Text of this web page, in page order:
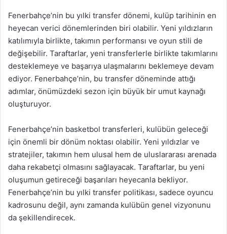
Fenerbahçe’nin bu yılki transfer dönemi, kulüp tarihinin en
heyecan verici dönemlerinden biri olabilir. Yeni yıldızların
katılımıyla birlikte, takımın performansı ve oyun stili de
değişebilir. Taraftarlar, yeni transferlerle birlikte takımlarını
desteklemeye ve başarıya ulaşmalarını beklemeye devam
ediyor. Fenerbahçe’nin, bu transfer döneminde attığı
adımlar, önümüzdeki sezon için büyük bir umut kaynağı
oluşturuyor.
Fenerbahçe’nin basketbol transferleri, kulübün geleceği
için önemli bir dönüm noktası olabilir. Yeni yıldızlar ve
stratejiler, takımın hem ulusal hem de uluslararası arenada
daha rekabetçi olmasını sağlayacak. Taraftarlar, bu yeni
oluşumun getireceği başarıları heyecanla bekliyor.
Fenerbahçe’nin bu yılki transfer politikası, sadece oyuncu
kadrosunu değil, aynı zamanda kulübün genel vizyonunu
da şekillendirecek.